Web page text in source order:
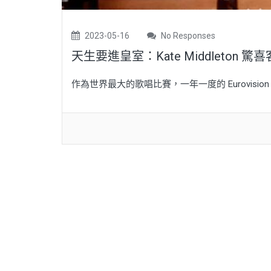
2023-05-16 No Responses
天生要進皇室：Kate Middleton 驚
作為世界最大的歌唱比賽，一年一度的